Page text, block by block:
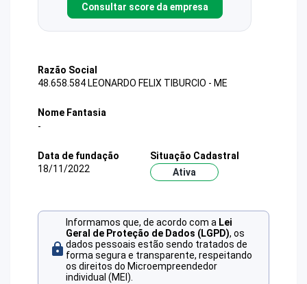
Consultar score da empresa
Razão Social
48.658.584 LEONARDO FELIX TIBURCIO - ME
Nome Fantasia
-
Data de fundação
18/11/2022
Situação Cadastral
Ativa
Informamos que, de acordo com a Lei
Geral de Proteção de Dados (LGPD), os
dados pessoais estão sendo tratados de
forma segura e transparente, respeitando
os direitos do Microempreendedor
individual (MEI).